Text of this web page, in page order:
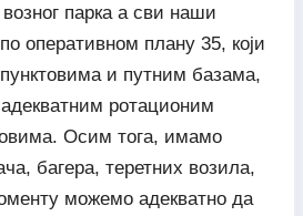
парка а сви наши
оперативном плану 35, који
и путним базама,
ротационим
Осим тога, имамо
багера, теретних возила,
можемо адекватно да